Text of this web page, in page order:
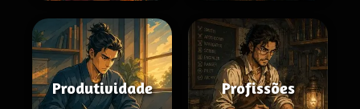
Produtividade Profissões